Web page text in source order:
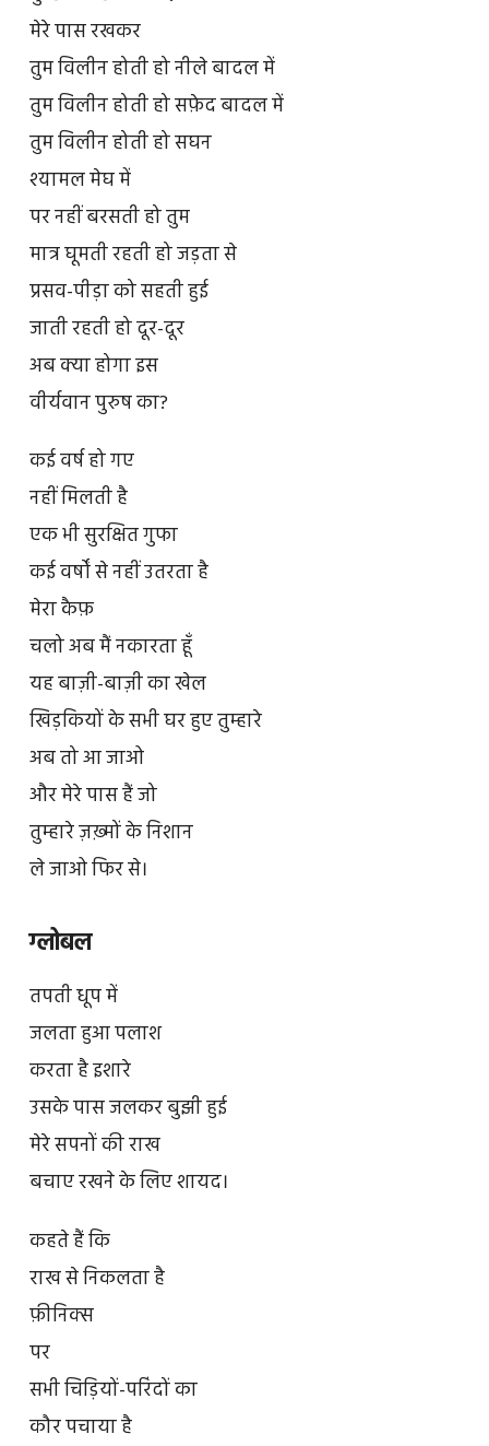
मेरे पास रखकर
तुम विलीन होती हो नीले बादल में
तुम विलीन होती हो सफ़ेद बादल में
तुम विलीन होती हो सघन
श्यामल मेघ में
पर नहीं बरसती हो तुम
मात्र घूमती रहती हो जड़ता से
प्रसव-पीड़ा को सहती हुई
जाती रहती हो दूर-दूर
अब क्या होगा इस
वीर्यवान पुरुष का?
कई वर्ष हो गए
नहीं मिलती है
एक भी सुरक्षित गुफा
कई वर्षों से नहीं उतरता है
मेरा कैफ़
चलो अब मैं नकारता हूँ
यह बाज़ी-बाज़ी का खेल
खिड़कियों के सभी घर हुए तुम्हारे
अब तो आ जाओ
और मेरे पास हैं जो
तुम्हारे ज़ख़्मों के निशान
ले जाओ फिर से।
ग्लोबल
तपती धूप में
जलता हुआ पलाश
करता है इशारे
उसके पास जलकर बुझी हुई
मेरे सपनों की राख
बचाए रखने के लिए शायद।
कहते हैं कि
राख से निकलता है
फ़ीनिक्स
पर
सभी चिड़ियों-परिंदों का
कौर पचाया है